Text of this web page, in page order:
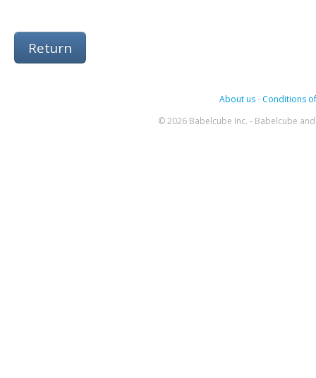
Return
About us- Conditions
© 2026 Babelcube Inc. - Babelcube